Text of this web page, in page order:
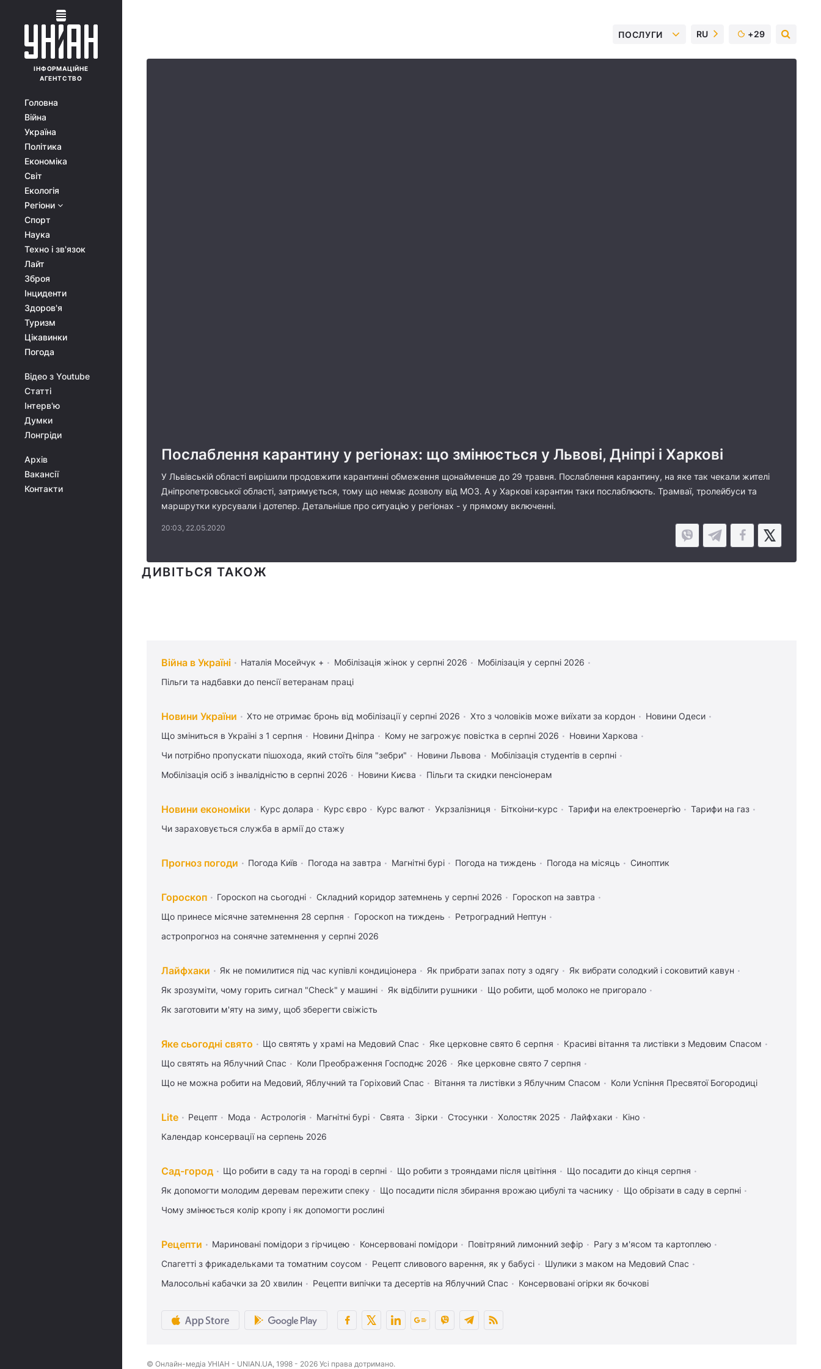
ІНФОРМАЦІЙНЕ
АГЕНТСТВО
Головна
Війна
Україна
Політика
Економіка
Світ
Екологія
Регіони
Спорт
Наука
Техно і зв'язок
Лайт
Зброя
Інциденти
Здоров'я
Туризм
Цікавинки
Погода
Відео з Youtube
Статті
Інтерв'ю
Думки
Лонгріди
Архів
Вакансії
Контакти
ПОСЛУГИ RU +29
Послаблення карантину у регіонах: що змінюється у Львові, Дніпрі і Харкові
У Львівській області вирішили продовжити карантинні обмеження щонайменше до 29 травня. Послаблення карантину, на яке так чекали жителі
Дніпропетровської області, затримується, тому що немає дозволу від МОЗ. А у Харкові карантин таки послаблюють. Трамваї, тролейбуси та
маршрутки курсували і дотепер. Детальніше про ситуацію у регіонах - у прямому включенні.
20:03, 22.05.2020
ДИВІТЬСЯ ТАКОЖ
Війна в Україні Наталія Мосейчук + Мобілізація жінок у серпні 2026
Мобілізація у серпні 2026
Пільги та надбавки до пенсії ветеранам праці
Новини України Хто не отримає бронь від мобілізації у серпні 2026 Хто з чоловіків може виїхати за кордон
Новини Одеси
Що зміниться в Україні з 1 серпня
Новини Дніпра Кому не загрожує повістка в серпні 2026
Новини Харкова
Чи потрібно пропускати пішохода, який стоїть біля "зебри"
Новини Львова
Мобілізація студентів в серпні
Мобілізація осіб з інвалідністю в серпні 2026
Новини Києва Пільги та скидки пенсіонерам
Новини економіки Курс долара Курс євро Курс валют Укрзалізниця Біткоіни-курс Тарифи на електроенергію
Тарифи на газ
Чи зараховується служба в армії до стажу
Прогноз погоди Погода Київ Погода на завтра Магнітні бурі Погода на тиждень Погода на місяць Синоптик
Гороскоп Гороскоп на сьогодні Складний коридор затемнень у серпні 2026
Гороскоп на завтра
Що принесе місячне затемнення 28 серпня
Гороскоп на тиждень
Ретроградний Нептун
астропрогноз на сонячне затемнення у серпні 2026
Лайфхаки Як не помилитися під час купівлі кондиціонера Як прибрати запах поту з одягу
Як вибрати солодкий і соковитий кавун
Як зрозуміти, чому горить сигнал "Check" у машині
Як відбілити рушники
Що робити, щоб молоко не пригорало
Як заготовити м'яту на зиму, щоб зберегти свіжість
Яке сьогодні свято Що святять у храмі на Медовий Спас Яке церковне свято 6 серпня
Красиві вітання та листівки з Медовим Спасом
Що святять на Яблучний Спас
Коли Преображення Господнє 2026
Яке церковне свято 7 серпня
Що не можна робити на Медовий, Яблучний та Горіховий Спас
Вітання та листівки з Яблучним Спасом Коли Успіння Пресвятої Богородиці
Lite Рецепт Мода Астрологія Магнітні бурі Свята Зірки Стосунки Холостяк 2025 Лайфхаки
Кіно
Календар консервації на серпень 2026
Сад-город Що робити в саду та на городі в серпні Що робити з трояндами після цвітіння
Що посадити до кінця серпня
Як допомогти молодим деревам пережити спеку
Що посадити після збирання врожаю цибулі та часнику
Що обрізати в саду в серпні
Чому змінюється колір кропу і як допомогти рослині
Рецепти Мариновані помідори з гірчицею Консервовані помідори Повітряний лимонний зефір
Рагу з м'ясом та картоплею
Спагетті з фрикадельками та томатним соусом
Рецепт сливового варення, як у бабусі
Шулики з маком на Медовий Спас
Малосольні кабачки за 20 хвилин
Рецепти випічки та десертів на Яблучний Спас Консервовані огірки як бочкові
© Онлайн-медіа УНІАН - UNIAN.UA, 1998 - 2026 Усі права дотримано.